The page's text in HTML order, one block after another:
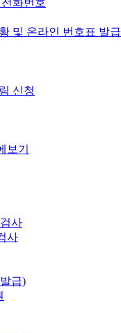
화번호
및 온라인 번호표 발급
신청
보기
사
사
급)